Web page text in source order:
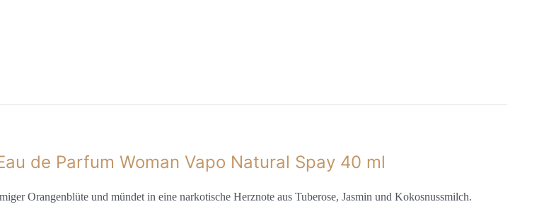
de Parfum Woman Vapo Natural Spay 40 ml
Orangenblüte und mündet in eine narkotische Herznote aus Tuberose, Jasmin und Kokosnussmilch.